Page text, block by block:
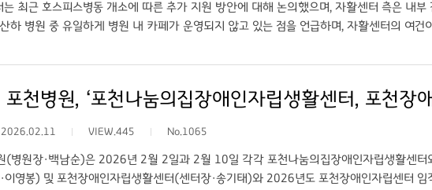
최근 호스피스병동 개소에 따른 추가 지원 방안에 대해 논의했으며, 자활센터 측은 내
하 병원 중 유일하게 병원 내 카페가 운영되지 않고 있는 점을 언급하며, 자활센터의 여
백남순 병원장은 “지역주민의 편의를 위해 다양한 혜택을 확대해 나가길 원한다”며 “자
되며, 특히 독거 중인 50~60대 자활근로자들을 위한 복지 차원에서 마련됐다. MRA형과
2026.02.11 VIEW.445 No.1065
(병원장·백남순)은 2026년 2월 2일과 2월 10일 각각 포천나눔의집장애인자립생활센터
영봉) 및 포천장애인자립생활센터(센터장·송기태)와 2026년도 포천장애인자립센터 임